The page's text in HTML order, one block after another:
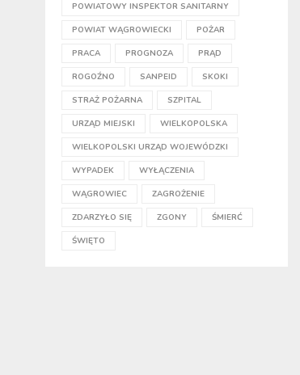
POWIATOWY INSPEKTOR SANITARNY
POWIAT WĄGROWIECKI POŻAR
PRACA PROGNOZA PRĄD
ROGOŹNO SANPEID SKOKI
STRAŻ POŻARNA SZPITAL
URZĄD MIEJSKI WIELKOPOLSKA
WIELKOPOLSKI URZĄD WOJEWÓDZKI
WYPADEK WYŁĄCZENIA
WĄGROWIEC ZAGROŻENIE
ZDARZYŁO SIĘ ZGONY ŚMIERĆ
ŚWIĘTO